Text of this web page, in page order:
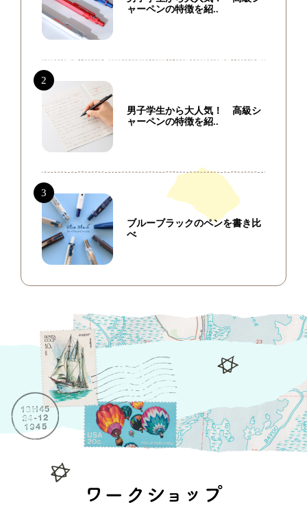
ャーペンの特徴を紹..
男子学生から大人気！ 高級シ
ャーペンの特徴を紹..
ブルーブラックのペンを書き比
べ